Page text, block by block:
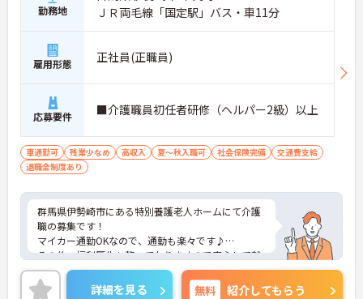
勤務地
ＪＲ両毛線「国定駅」バス・車11分
雇用形態 正社員(正職員)
応募要件 ■介護職員初任者研修（ヘルパー2級）以上
車通勤可 残業少なめ 高収入 夏～秋入職可 社会保険完備
交通費支給
退職金制度あり
群馬県伊勢崎市にある特別養護老人ホームにて介護
職の募集です！
マイカー通勤OKなので、通勤も楽々です♪
その他、福利厚生も整っておりますので安心して就
業して頂けます。
ご興味のある方はお気軽にお問い合わせ下さい。
詳細を見る 無料 紹介してもらう